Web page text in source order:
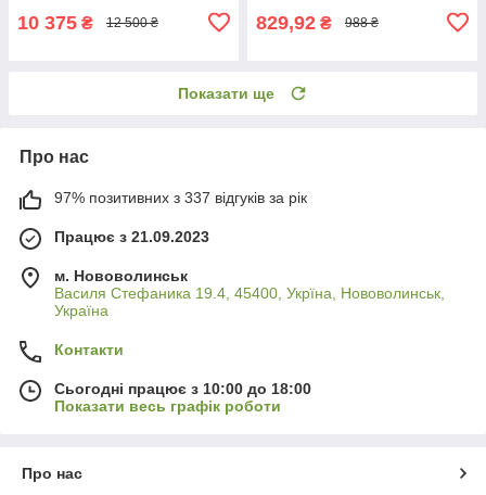
10 375 ₴ 12 500 ₴ 829,92 ₴ 988 ₴
Показати ще
Про нас
97% позитивних з 337 відгуків за рік
Працює з 21.09.2023
м. Нововолинськ
Василя Стефаника 19.4, 45400, Укрїна, Нововолинськ,
Україна
Контакти
Сьогодні працює з 10:00 до 18:00
Показати весь графік роботи
Про нас